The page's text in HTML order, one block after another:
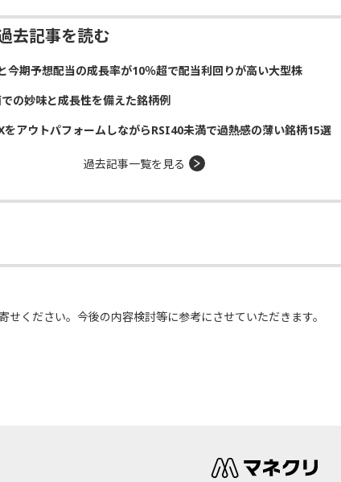
去記事を読む
今期予想配当の成長率が10％超で配当利回りが高い大型株
での妙味と成長性を備えた銘柄例
をアウトパフォームしながらRSI40未満で過熱感の薄い銘柄15選
過去記事一覧を見る
せください。今後の内容検討等に参考にさせていただきます。